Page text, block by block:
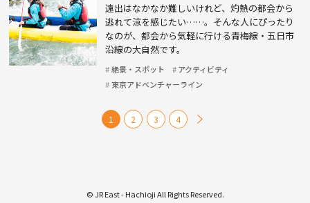
遠出はなかなか難しいけれど、灼熱の都会から
逃れて涼を感じたい……。そんな人にぴったり
なのが、都会から気軽に行ける青梅線・五日市
沿線の大自然です。
絶景・スポット
アクティビティ
東京アドベンチャーライン
1 2 3 4
© JR East - Hachioji All Rights Reserved.